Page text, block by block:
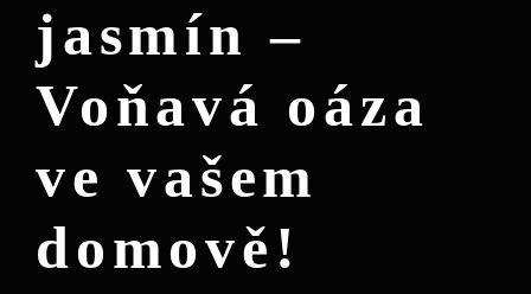
jasmín –
Voňavá oáza
ve vašem
domově!